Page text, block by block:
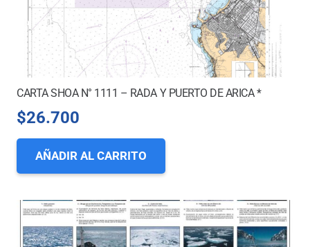
CARTA SHOA N° 1111 – RADA Y PUERTO DE ARICA *
$26.700
AÑADIR AL CARRITO